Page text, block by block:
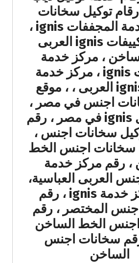
توكيل سخانات
اجنس ، خدمة المجففات ignis ،
توكيل مكييفات ignis العربى
، مركز خدمة
بوتاجازات ignis ، مركز خدمة
مكانس ignis العربى ، ، موقع
اجنس في مصر ،
موقع توكيل ignis في مصر ، رقم
سخانات اجنس ،
سخانات اجنس الخط
، رقم مركز خدمة
العربى العباسية،
رقم مركز خدمة ignis ، رقم
المختصر ، رقم
الخط الساخن
سخانات اجنس
الساخن